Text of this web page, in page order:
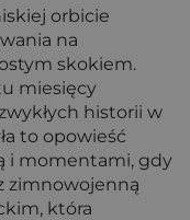
orbicie
na
skokiem.
miesięcy
historii w
to opowieść
i momentami, gdy
zimnowojenną
która